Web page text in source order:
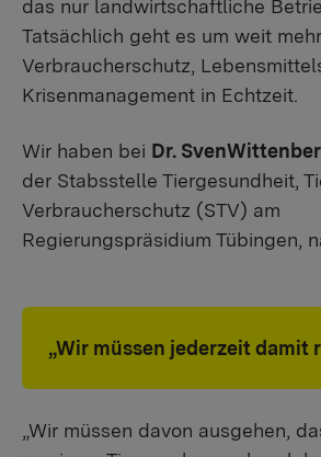
das nur landwirtschaftliche
Tatsächlich geht es um weit
Verbraucherschutz,
Krisenmanagement in Echtzeit.
Wir haben bei Dr.
der Stabsstelle Tiergesundheit,
Verbraucherschutz (STV) am
Regierungspräsidium Tübingen,
„Wir müssen jederzeit damit
„Wir müssen davon ausgehen,